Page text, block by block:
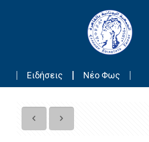
Ειδήσεις Νέο Φως